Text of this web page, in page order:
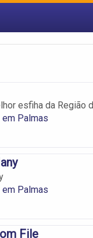
esfiha da Região
Palmas
Palmas
File